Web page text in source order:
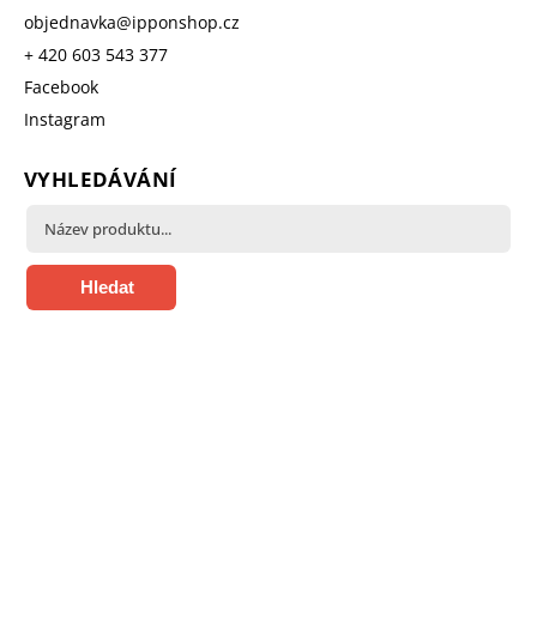
objednavka@ipponshop.cz
+ 420 603 543 377
Facebook
Instagram
VYHLEDÁVÁNÍ
Hledat